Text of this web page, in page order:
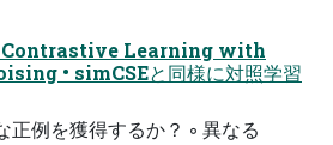
Contrastive Learning with
• simCSEと同様に対照学習
正例を獲得するか？ ◦ 異なる